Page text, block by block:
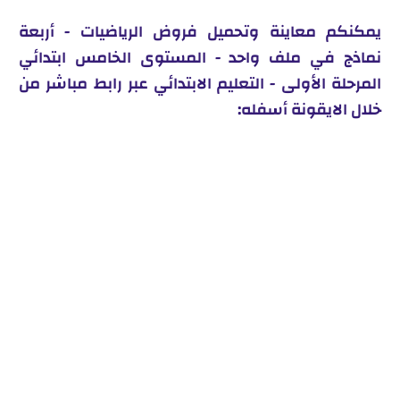
يمكنكم معاينة وتحميل فروض الرياضيات - أربعة
نماذج في ملف واحد - المستوى الخامس ابتدائي
المرحلة الأولى - التعليم الابتدائي عبر رابط مباشر من
خلال الايقونة أسفله: